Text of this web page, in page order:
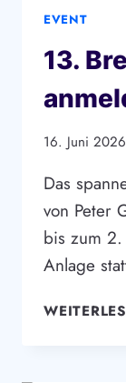
EVENT
13.
16. Juni 2026
Das
von Peter
bis zum
Anlage